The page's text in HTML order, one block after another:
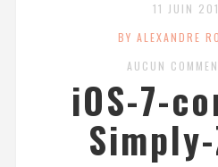
11 JUIN
BY ALEXANDRE
AUCUN
iOS-7-